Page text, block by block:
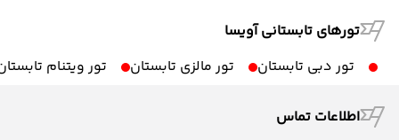
تورهای تابستانی آویسا
تور دبی تابستان
تور مالزی تابستان تور ویتنام
اطلاعات تماس